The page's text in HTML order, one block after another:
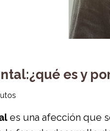
es y
es una afección que